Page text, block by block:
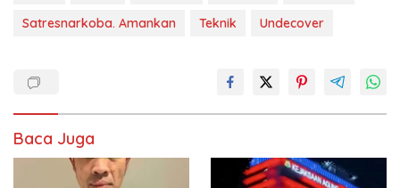
Satresnarkoba. Amankan
Teknik Undecover
Baca Juga